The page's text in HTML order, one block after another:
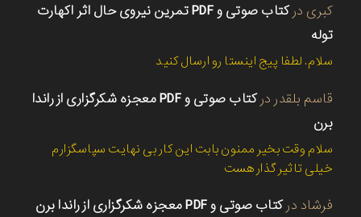
کبری در
کتاب صوتی و PDF تمرین نیروی حال اثر اکهارت
توله
سلام. لطفا پیج اینستا رو ارسال کنید
قاسم بلقدر در
کتاب صوتی و PDF معجزه شکرگزاری از راندا
برن
سلام وقت بخیر ممنون بابت این کار بی نهایت سپاسگزارم
خیلی تاثیر گذار هست
فرشاد درکتاب صوتی و PDF معجزه شکرگزاری از راندا برن